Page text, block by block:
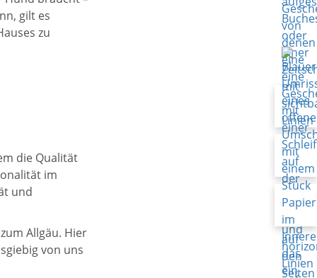
gilt es
zu
die Qualität
im
und
Allgäu. Hier
von uns